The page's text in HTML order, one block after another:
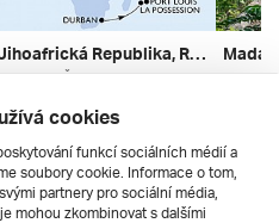
Jihoafrická Republika, Reunion, Madagaskar... Z Durbanu Na Lodi Msc Armonia ***
Seychely, Řecko, Mauricius, Madagaskar, Jordánsko, Jihoafrická Republika, Itálie, Chorvatsko, Francie, Egypt, Černá Hora
4. – 2. 5. 2027
820 Kč 95 899
cookies
funkcí sociálních médií a
soubory cookie. Informace o tom,
partnery pro sociální média,
mohou zkombinovat s dalšími